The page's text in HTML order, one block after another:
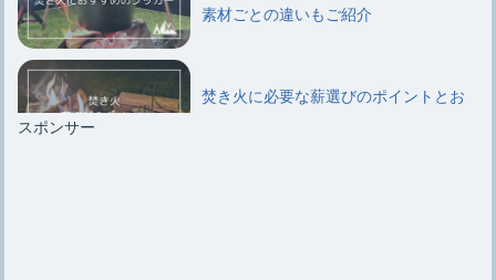
素材ごとの違いもご紹介
焚き火に必要な薪選びのポイントとお
スポンサー